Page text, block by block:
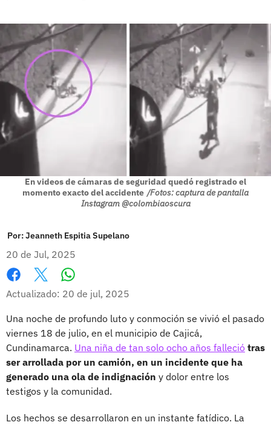
En videos de cámaras de seguridad quedó registrado el
momento exacto del accidente /Fotos: captura de pantalla
Instagram @colombiaoscura
Por:Jeanneth Espitia Supelano
20 de Jul, 2025
Facebook
X
Actualizado: 20 de jul, 2025
Una noche de profundo luto y conmoción se vivió el pasado
viernes 18 de julio, en el municipio de Cajicá,
Cundinamarca. Una niña de tan solo ocho años falleció tras
ser arrollada por un camión, en un incidente que ha
generado una ola de indignación y dolor entre los
testigos y la comunidad.
Los hechos se desarrollaron en un instante fatídico. La